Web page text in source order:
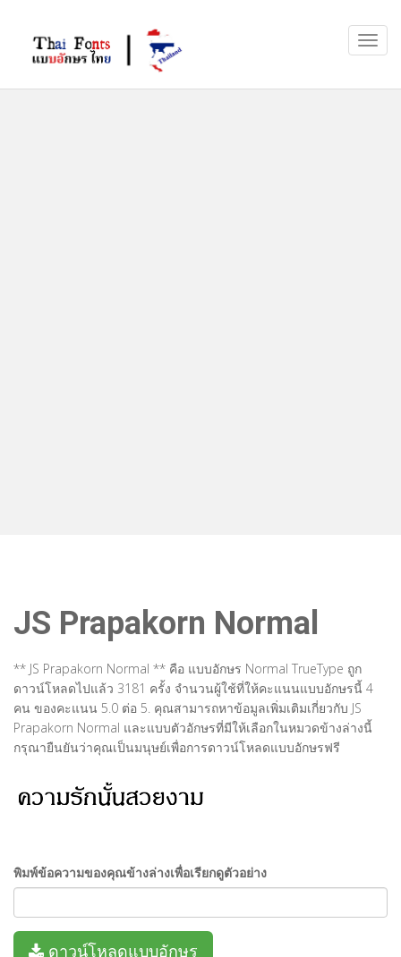
JS Prapakorn Normal
** JS Prapakorn Normal ** คือ แบบอักษร Normal TrueType ถูก
ดาวน์โหลดไปแล้ว 3181 ครั้ง จำนวนผู้ใช้ที่ให้คะแนนแบบอักษรนี้ 4
คน ของคะแนน 5.0 ต่อ 5. คุณสามารถหาข้อมูลเพิ่มเติมเกี่ยวกับ JS
Prapakorn Normal และแบบตัวอักษรที่มีให้เลือกในหมวดข้างล่างนี้
กรุณายืนยันว่าคุณเป็นมนุษย์เพื่อการดาวน์โหลดแบบอักษรฟรี
พิมพ์ข้อความของคุณข้างล่างเพื่อเรียกดูตัวอย่าง
ดาวน์โหลดแบบอักษร